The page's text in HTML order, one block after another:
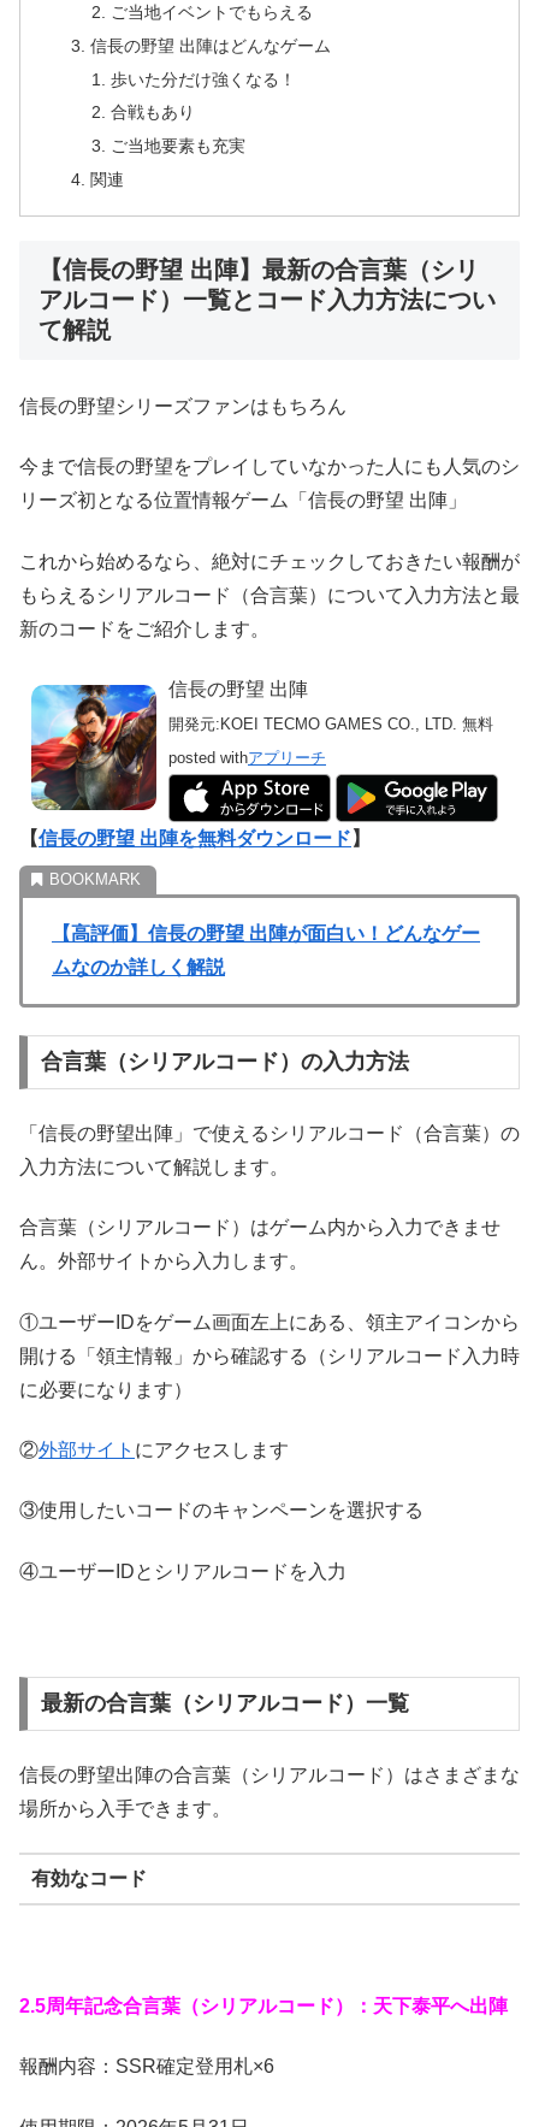
ご当地イベントでもらえる
信長の野望 出陣はどんなゲーム
歩いた分だけ強くなる！
合戦もあり
ご当地要素も充実
関連
【信長の野望 出陣】最新の合言葉（シリ
アルコード）一覧とコード入力方法につい
て解説
信長の野望シリーズファンはもちろん
今まで信長の野望をプレイしていなかった人にも人気のシ
リーズ初となる位置情報ゲーム「信長の野望 出陣」
これから始めるなら、絶対にチェックしておきたい報酬が
もらえるシリアルコード（合言葉）について入力方法と最
新のコードをご紹介します。
信長の野望 出陣
開発元: KOEI TECMO GAMES CO., LTD. 無料
posted withアプリーチ
【信長の野望 出陣を無料ダウンロード 】
【高評価】信長の野望 出陣が面白い！どんなゲー
ムなのか詳しく解説
合言葉（シリアルコード）の入力方法
「信長の野望出陣」で使えるシリアルコード（合言葉）の
入力方法について解説します。
合言葉（シリアルコード）はゲーム内から入力できませ
ん。外部サイトから入力します。
①ユーザーIDをゲーム画面左上にある、領主アイコンから
開ける「領主情報」から確認する（シリアルコード入力時
に必要になります）
②外部サイト にアクセスします
③使用したいコードのキャンペーンを選択する
④ユーザーIDとシリアルコードを入力
最新の合言葉（シリアルコード）一覧
信長の野望出陣の合言葉（シリアルコード）はさまざまな
場所から入手できます。
有効なコード
2.5周年記念合言葉（シリアルコード）：天下泰平へ出陣
報酬内容：SSR確定登用札×6